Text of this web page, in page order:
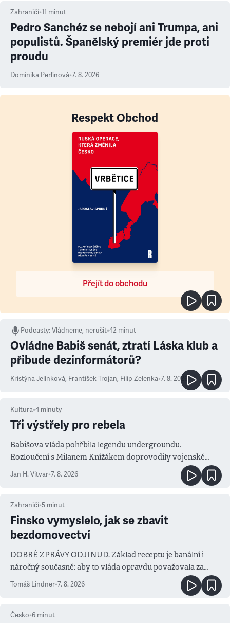
Zahraničí•11 minut
Pedro Sanchéz se nebojí ani Trumpa, ani
populistů. Španělský premiér jde proti
proudu
Dominika Perlínová•7. 8. 2026
Respekt Obchod
Přejít do obchodu
Podcasty:Vládneme, nerušit•42 minut
Ovládne Babiš senát, ztratí Láska klub a
přibude dezinformátorů?
Kristýna Jelínková, František Trojan, Filip Zelenka•7. 8. 2026
Kultura•4 minuty
Tři výstřely pro rebela
Babišova vláda pohřbila legendu undergroundu.
Rozloučení s Milanem Knížákem doprovodily vojenské
salvy i kritika pokrokářů
Jan H. Vitvar•7. 8. 2026
Zahraničí•5 minut
Finsko vymyslelo, jak se zbavit
bezdomovectví
DOBRÉ ZPRÁVY ODJINUD. Základ receptu je banální i
náročný současně: aby to vláda opravdu považovala za
prioritu
Tomáš Lindner•7. 8. 2026
Česko•6 minut